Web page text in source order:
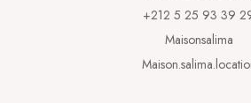
+212 5 25 93 39
Maisonsalima